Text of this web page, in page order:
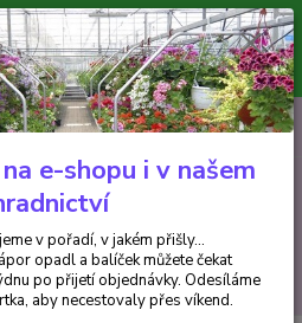
odeslání z e-shopu je 300 Kč.
opadl a balíček můžete čekat
po přijetí objednávky. Objednávky
v jakém přišly...
CZK
Hledat
0ks
za0 Kč
e-shopu i v našem
v pořadí, v jakém přišly...
opadl a balíček můžete čekat
po přijetí objednávky. Odesíláme
aby necestovaly přes víkend.